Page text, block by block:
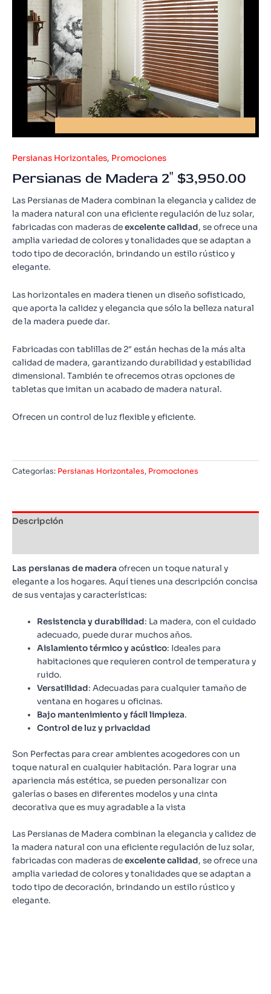
Persianas Horizontales, Promociones
Persianas de Madera 2″ $3,950.00
Las Persianas de Madera combinan la elegancia y calidez de
la madera natural con una eficiente regulación de luz solar,
fabricadas con maderas deexcelente calidad, se ofrece una
amplia variedad de colores y tonalidades que se adaptan a
todo tipo de decoración, brindando un estilo rústico y
elegante.
Las horizontales en madera tienen un diseño sofisticado,
que aporta la calidez y elegancia que sólo la belleza natural
de la madera puede dar.
Fabricadas con tablillas de 2″ están hechas de la más alta
calidad de madera, garantizando durabilidad y estabilidad
dimensional. También te ofrecemos otras opciones de
tabletas que imitan un acabado de madera natural.
Ofrecen un control de luz flexible y eficiente.
Categorías: Persianas Horizontales, Promociones
Descripción
Las persianas de madera ofrecen un toque natural y
elegante a los hogares. Aquí tienes una descripción concisa
de sus ventajas y características:
Resistencia y durabilidad: La madera, con el cuidado
adecuado, puede durar muchos años.
Aislamiento térmico y acústico: Ideales para
habitaciones que requieren control de temperatura y
ruido.
Versatilidad: Adecuadas para cualquier tamaño de
ventana en hogares u oficinas.
Bajo mantenimiento y fácil limpieza.
Control de luz y privacidad
Son Perfectas para crear ambientes acogedores con un
toque natural en cualquier habitación. Para lograr una
apariencia más estética, se pueden personalizar con
galerías o bases en diferentes modelos y una cinta
decorativa que es muy agradable a la vista
Las Persianas de Madera combinan la elegancia y calidez de
la madera natural con una eficiente regulación de luz solar,
fabricadas con maderas deexcelente calidad, se ofrece una
amplia variedad de colores y tonalidades que se adaptan a
todo tipo de decoración, brindando un estilo rústico y
elegante.